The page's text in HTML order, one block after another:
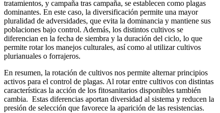
tratamientos, y campaña tras campaña, se establecen como plagas
dominantes. En este caso, la diversificación permite una mayor
pluralidad de adversidades, que evita la dominancia y mantiene sus
poblaciones bajo control. Además, los distintos cultivos se
diferencian en la fecha de siembra y la duración del ciclo, lo que
permite rotar los manejos culturales, así como al utilizar cultivos
plurianuales o forrajeros.
En resumen, la rotación de cultivos nos permite alternar principios
activos para el control de plagas. Al rotar entre cultivos con distintas
características la acción de los fitosanitarios disponibles también
cambia. Estas diferencias aportan diversidad al sistema y reducen la
presión de selección que favorece la aparición de las resistencias.